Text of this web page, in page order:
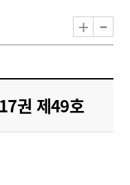
기
+ -
권 제49호